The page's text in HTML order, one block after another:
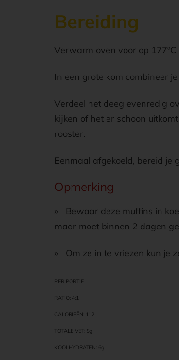
Bereiding
Verwarm oven voor op
In een grote kom combineer
Verdeel het deeg evenredig
kijken of het er schoon
rooster.
Eenmaal afgekoeld, bereid
Opmerking
» Bewaar deze muffins in
maar moet binnen 2 dagen
» Om ze in te vriezen kun je
PER PORTIE
RATIO: 4:1
CALORIEËN: 112
TOTALE VET: 9g
KOOLHYDRATEN: 6g